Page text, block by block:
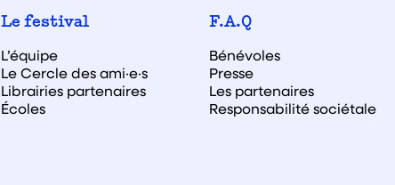
Le festival
L’équipe
Le Cercle des ami·e·s
Librairies partenaires
Écoles
F.A.Q
Bénévoles
Presse
Les partenaires
Responsabilité sociétale